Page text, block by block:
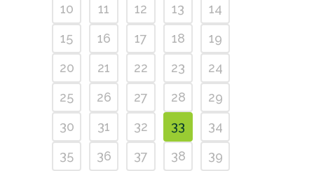
10
11 12 13
14
15
16 17 18
19
20
21 22 23
24
25
26 27 28
29
30
31 32 33
34
35
36 37 38
39